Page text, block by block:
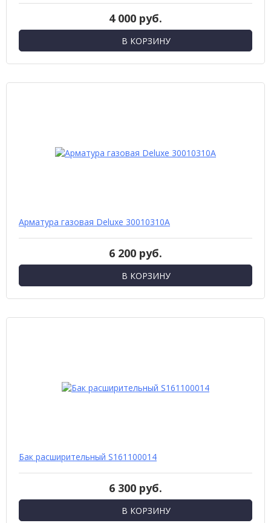
4 000 руб.
В КОРЗИНУ
Арматура газовая Deluxe 30010310А
6 200 руб.
В КОРЗИНУ
Бак расширительный S161100014
6 300 руб.
В КОРЗИНУ